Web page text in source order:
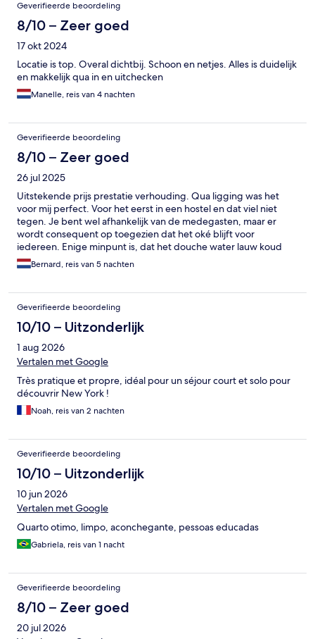
Geverifieerde beoordeling
8/10 – Zeer goed
17 okt 2024
Locatie is top. Overal dichtbij. Schoon en netjes. Alles is duidelijk
en makkelijk qua in en uitchecken
Manelle, reis van 4 nachten
Geverifieerde beoordeling
8/10 – Zeer goed
26 jul 2025
Uitstekende prijs prestatie verhouding. Qua ligging was het
voor mij perfect. Voor het eerst in een hostel en dat viel niet
tegen. Je bent wel afhankelijk van de medegasten, maar er
wordt consequent op toegezien dat het oké blijft voor
iedereen. Enige minpunt is, dat het douche water lauw koud
was. Al met al was het voor mij een prima plek voor
Bernard, reis van 5 nachten
Geverifieerde beoordeling
10/10 – Uitzonderlijk
1 aug 2026
Vertalen met Google
Très pratique et propre, idéal pour un séjour court et solo pour
découvrir New York !
Noah, reis van 2 nachten
Geverifieerde beoordeling
10/10 – Uitzonderlijk
10 jun 2026
Vertalen met Google
Quarto otimo, limpo, aconchegante, pessoas educadas
Gabriela, reis van 1 nacht
Geverifieerde beoordeling
8/10 – Zeer goed
20 jul 2026